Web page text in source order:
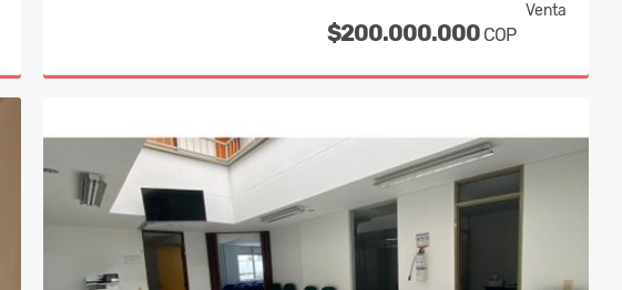
Venta
$200.000.000 COP